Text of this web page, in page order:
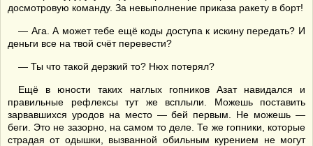
досмотровую команду. За невыполнение приказа ракету в борт!
— Ага. А может тебе ещё коды доступа к искину передать? И
деньги все на твой счёт перевести?
— Ты что такой дерзкий то? Нюх потерял?
Ещё в юности таких наглых гопников Азат навидался и
правильные рефлексы тут же всплыли. Можешь поставить
зарвавшихся уродов на место — бей первым. Не можешь —
беги. Это не зазорно, на самом то деле. Те же гопники, которые
страдая от одышки, вызванной обильным курением не могут